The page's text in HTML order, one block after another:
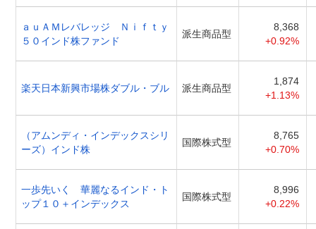
ａｕＡＭレバレッジ Ｎｉｆｔｙ
５０インド株ファンド
派生商品型
8,368
+0.92%
楽天日本新興市場株ダブル・ブル 派生商品型
1,874
+1.13%
（アムンディ・インデックスシリ
ーズ）インド株
国際株式型
8,765
+0.70%
一歩先いく 華麗なるインド・ト
ップ１０＋インデックス
国際株式型
8,996
+0.22%